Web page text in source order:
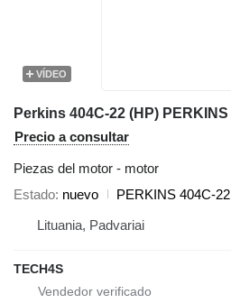
VÍDEO
Precio a consultar
Piezas del motor - motor
Estado nuevo
PERKINS 404C-
Lituania, Padvariai
TECH4S